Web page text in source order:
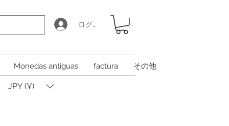
ログイン
Monedas antiguas factura その他
JPY (¥)